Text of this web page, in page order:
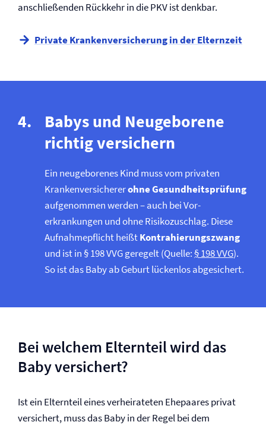
anschließenden Rückkehr in die PKV ist denkbar.
Private Kranken­versicherung in der Elternzeit
Babys und Neugeborene
richtig versichern
Ein neugeborenes Kind muss vom privaten
Kranken­versichererohne Gesundheitsprüfung
aufgenommen werden – auch bei Vor­
erkrankungen und ohne Risikozuschlag. Diese
Aufnahmepflicht heißtKontrahierungszwang
und ist in § 198 VVG geregelt (Quelle:§ 198 VVG).
So ist das Baby ab Geburt lückenlos abgesichert.
Bei welchem Elternteil wird das
Baby versichert?
Ist ein Elternteil eines verheirateten Ehepaares privat
versichert, muss das Baby in der Regel bei dem